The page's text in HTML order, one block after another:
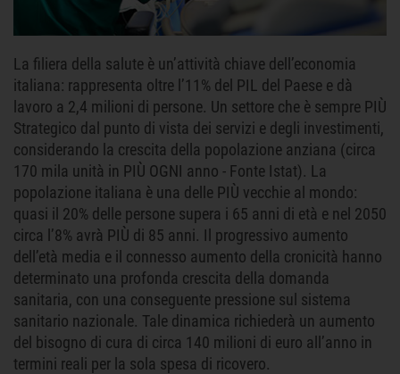
La filiera della salute è un’attività chiave dell’economia
italiana: rappresenta oltre l’11% del PIL del Paese e dà
lavoro a 2,4 milioni di persone. Un settore che è sempre PIÙ
Strategico dal punto di vista dei servizi e degli investimenti,
considerando la crescita della popolazione anziana (circa
170 mila unità in PIÙ OGNI anno - Fonte Istat). La
popolazione italiana è una delle PIÙ vecchie al mondo:
quasi il 20% delle persone supera i 65 anni di età e nel 2050
circa l’8% avrà PIÙ di 85 anni. Il progressivo aumento
dell’età media e il connesso aumento della cronicità hanno
determinato una profonda crescita della domanda
sanitaria, con una conseguente pressione sul sistema
sanitario nazionale. Tale dinamica richiederà un aumento
del bisogno di cura di circa 140 milioni di euro all’anno in
termini reali per la sola spesa di ricovero.